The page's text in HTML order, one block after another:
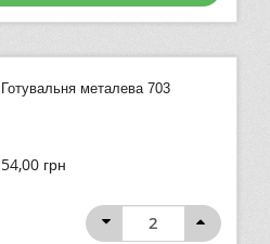
Готувальня металева 703
54,00 грн